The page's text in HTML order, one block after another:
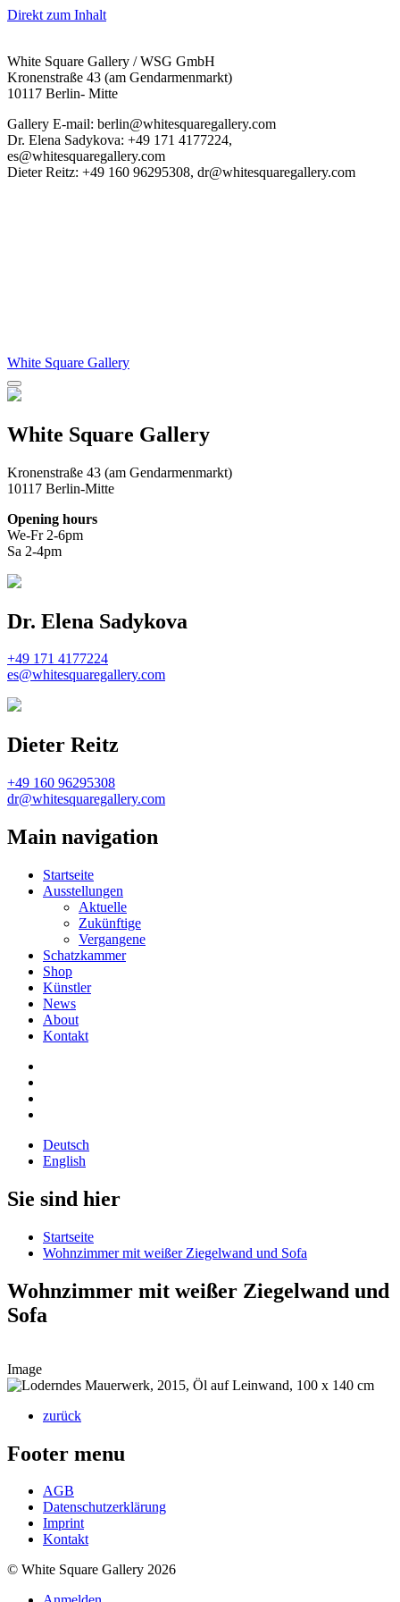
Direkt zum Inhalt
White Square Gallery / WSG GmbH
Kronenstraße 43 (am Gendarmenmarkt)
10117 Berlin- Mitte
Gallery E-mail: berlin@whitesquaregallery.com
Dr. Elena Sadykova: +49 171 4177224,
es@whitesquaregallery.com
Dieter Reitz: +49 160 96295308, dr@whitesquaregallery.com
White Square Gallery
White Square Gallery
Kronenstraße 43 (am Gendarmenmarkt)
10117 Berlin-Mitte
Opening hours
We-Fr 2-6pm
Sa 2-4pm
Dr. Elena Sadykova
+49 171 4177224
es@whitesquaregallery.com
Dieter Reitz
+49 160 96295308
dr@whitesquaregallery.com
Main navigation
Startseite
Ausstellungen
Aktuelle
Zukünftige
Vergangene
Schatzkammer
Shop
Künstler
News
About
Kontakt
Deutsch
English
Sie sind hier
Startseite
Wohnzimmer mit weißer Ziegelwand und Sofa
Wohnzimmer mit weißer Ziegelwand und
Sofa
Image
zurück
Footer menu
AGB
Datenschutzerklärung
Imprint
Kontakt
© White Square Gallery 2026